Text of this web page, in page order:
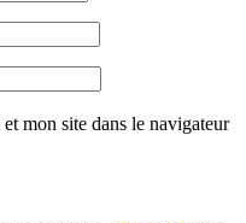
mon site dans le navigateur